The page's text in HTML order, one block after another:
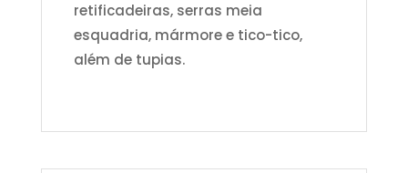
retificadeiras, serras meia
esquadria, mármore e tico-tico,
além de tupias.